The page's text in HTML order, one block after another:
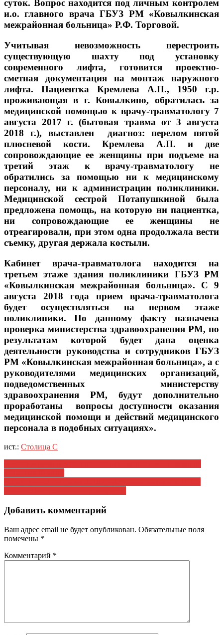
суток. Вопрос находится под личным контролем
и.о. главного врача ГБУЗ РМ «Ковылкинская
межрайонная больница» Р.Ф. Торговой.
Учитывая невозможность перестроить
существующую шахту под установку
современного лифта, готовится проектно-
сметная документация на монтаж наружного
лифта. Пациентка Кремлева А.П., 1950 г.р.
проживающая в г. Ковылкино, обратилась за
медицинской помощью к врачу-травматологу 7
августа 2017 г. (бытовая травма от 3 августа
2018 г.), выставлен диагноз: перелом пятой
плюсневой кости. Кремлева А.П. и две
сопровождающие ее женщины при подъеме на
третий этаж к врачу-травматологу не
обратились за помощью ни к медицинскому
персоналу, ни к администрации поликлиники.
Медицинской сестрой Потапушкиной была
предложена помощь, на которую ни пациентка,
ни сопровождающие ее женщины не
отреагировали, при этом одна продолжала вести
съемку, другая держала костыли.
Кабинет врача-травматолога находится на
третьем этаже здания поликлиники ГБУЗ РМ
«Ковылкинская межрайонная больница». С 9
августа 2018 года прием врача-травматолога
будет осуществляться на первом этаже
поликлиники. По данному факту назначена
проверка министерства здравоохранения РМ, по
результатам которой будет дана оценка
деятельности руководства и сотрудников ГБУЗ
РМ «Ковылкинская межрайонная больница», а с
руководителями медицинских организаций,
подведомственных министерству
здравоохранения РМ, будут дополнительно
проработаны вопросы доступности оказания
медицинской помощи и действий медицинского
персонала в подобных ситуациях».
ист.: Столица С
Навигация
по
записям
Добавить комментарий
Ваш адрес email не будет опубликован. Обязательные поля
помечены *
Комментарий *